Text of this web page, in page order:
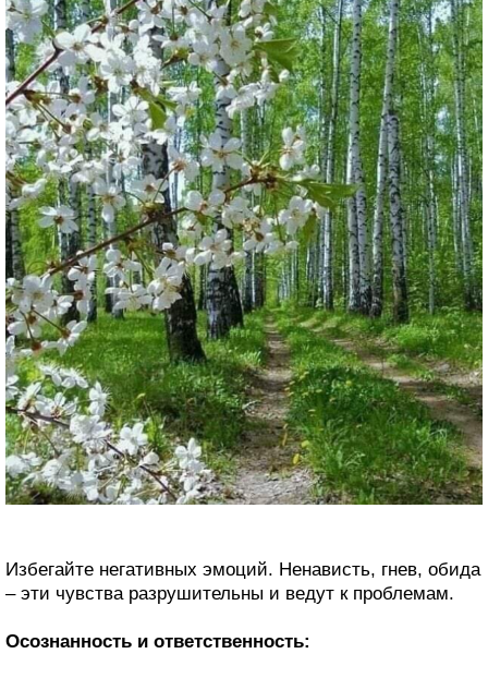
Избегайте негативных эмоций. Ненависть, гнев, обида
– эти чувства разрушительны и ведут к проблемам.
Осознанность и ответственность: